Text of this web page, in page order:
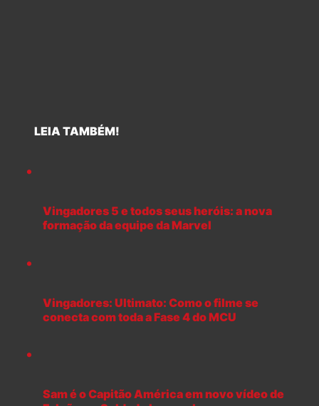
LEIA TAMBÉM!
Vingadores 5 e todos seus heróis: a nova
formação da equipe da Marvel
Vingadores: Ultimato: Como o filme se
conecta com toda a Fase 4 do MCU
Sam é o Capitão América em novo vídeo de